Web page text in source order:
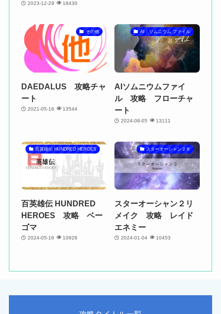
2023-12-29 18430
その他
DAEDALUS 攻略チャ
ート
2021-05-16 13544
AI：ソムニウム ファイル
AIソムニウムファイ
ル 攻略 フローチャ
ート
2024-08-05 13111
百英雄伝 HUNDRED HEROES
百英雄伝 HUNDRED
HEROES 攻略 ベー
ゴマ
2024-05-16 10928
スターオーシャン２Ｒ
スターオーシャン２リ
メイク 攻略 レイド
エネミー
2024-01-04 10453